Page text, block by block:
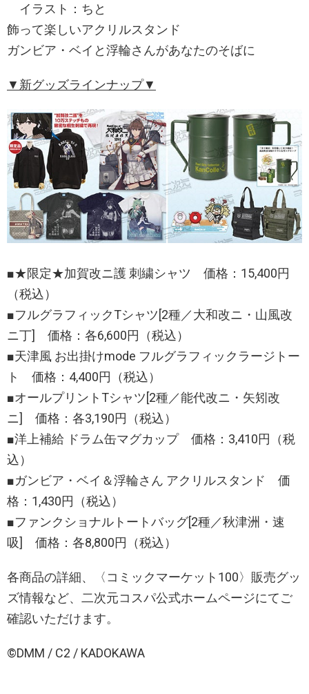
イラスト：ちと
飾って楽しいアクリルスタンド
ガンビア・ベイと浮輪さんがあなたのそばに
▼新グッズラインナップ▼
■★限定★加賀改ニ護 刺繍シャツ 価格：15,400円
（税込）
■フルグラフィックTシャツ[2種／大和改ニ・山風改
ニ丁] 価格：各6,600円（税込）
■天津風 お出掛けmode フルグラフィックラージトー
ト 価格：4,400円（税込）
■オールプリントTシャツ[2種／能代改ニ・矢矧改
ニ] 価格：各3,190円（税込）
■洋上補給 ドラム缶マグカップ 価格：3,410円（税
込）
■ガンビア・ベイ＆浮輪さん アクリルスタンド 価
格：1,430円（税込）
■ファンクショナルトートバッグ[2種／秋津洲・速
吸] 価格：各8,800円（税込）
各商品の詳細、〈コミックマーケット100〉販売グッ
ズ情報など、二次元コスパ公式ホームページにてご
確認いただけます。
©DMM / C2 / KADOKAWA